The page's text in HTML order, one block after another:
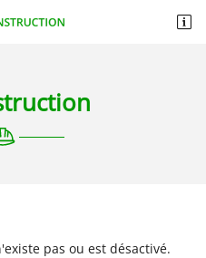

pas ou est désactivé.